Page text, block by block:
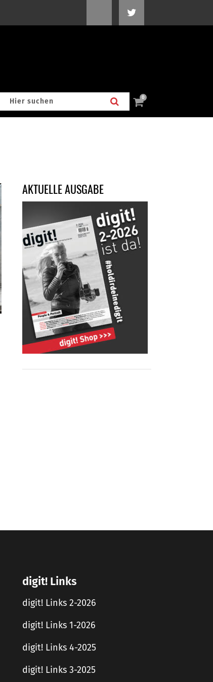
0
AKTUELLE AUSGABE
digit! Links
digit! Links 2-2026
digit! Links 1-2026
digit! Links 4-2025
digit! Links 3-2025